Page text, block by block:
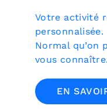
Votre activité
personnalisée.
Normal qu’on
vous connaître.
EN